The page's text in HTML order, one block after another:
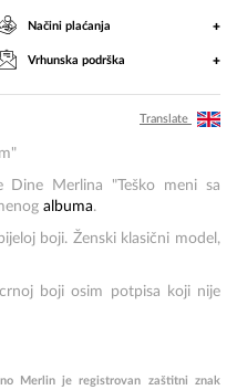
Načini plaćanja +
Vrhunska podrška +
Translate
Dine Merlina "Teško meni sa
albuma.
boji. Ženski klasični model,
boji osim potpisa koji nije
Merlin je registrovan zaštitni znak